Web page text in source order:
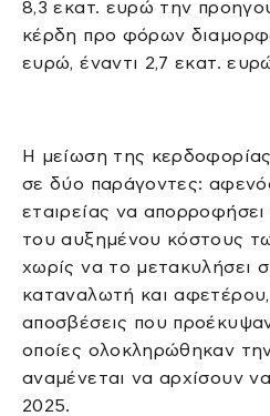
8,3 εκατ. ευρώ την
κέρδη προ φόρων
ευρώ, έναντι 2,7 εκατ.
Η μείωση της
σε δύο παράγοντες:
εταιρείας να
του αυξημένου κόστους
χωρίς να το μετακυλήσει
καταναλωτή και
αποσβέσεις που
οποίες ολοκληρώθηκαν την
αναμένεται να αρχίσουν
2025.